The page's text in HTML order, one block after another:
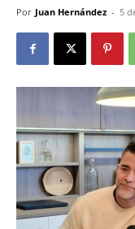
Por Juan Hernández - 5